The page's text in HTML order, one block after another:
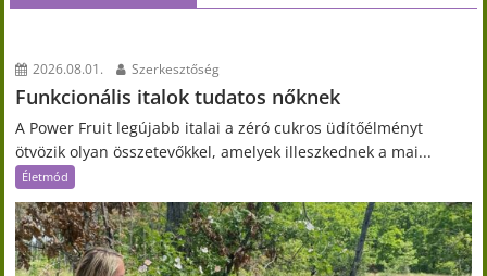
2026.08.01. Szerkesztőség
Funkcionális italok tudatos nőknek
A Power Fruit legújabb italai a zéró cukros üdítőélményt
ötvözik olyan összetevőkkel, amelyek illeszkednek a mai...
Életmód